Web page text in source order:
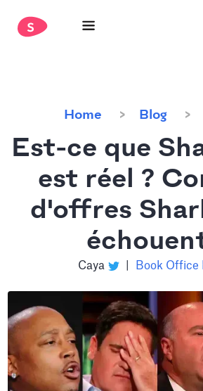
Home Blog
Est-ce que
est réel ?
d'offres
Caya Book Office